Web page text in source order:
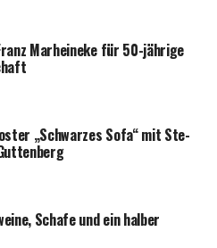
Mar­hei­ne­ke für 50-jäh­ri­ge
„Schwar­zes Sofa“ mit Ste­
Scha­fe und ein hal­ber